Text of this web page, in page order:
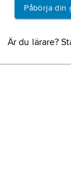
Påbörja din
Är du lärare?